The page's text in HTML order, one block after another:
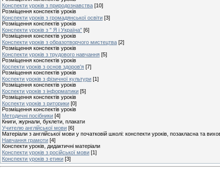
Конспекти уроків з природознавства [10]
Розміщення конспектів уроків
Конспекти уроків з громадянської освіти [3]
Розміщення конспектів уроків
Конспекти уроків з " Я і Україна" [6]
Розміщення конспектів уроків
Конспекти уроків з образотворчого мистецтва [2]
Розміщення конспектів уроків
Конспекти уроків з трудового навчання [5]
Розміщення конспектів уроків
Коспекти уроків з основ здоров'я [7]
Розміщення конспектів уроків
Коспекти уроків з фізичної культури [1]
Розміщення конспектів уроків
Коспекти уроків з інформатики [5]
Розміщення конспектів уроків
Коспекти уроків з риторики [0]
Розміщення конспектів уроків
Методичні посібники [4]
Книги, журнали, буклети, плакати
Учителю англійської мови [6]
Матеріали з англійської мови у початковій школі: конспекти уроків, позакласна та
Навчання грамоти [4]
Конспекти уроків, дидактичні матеріали
Конспекти уроків з російської мови [1]
Конспекти уроків з етики [3]